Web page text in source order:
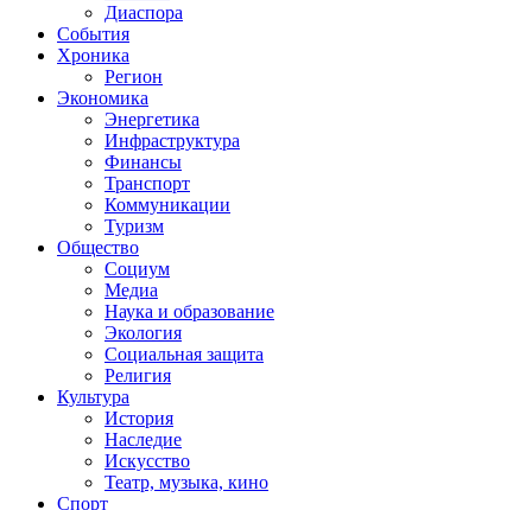
Диаспора
События
Хроника
Регион
Экономика
Энергетика
Инфраструктура
Финансы
Транспорт
Коммуникации
Туризм
Общество
Социум
Медиа
Наука и образование
Экология
Социальная защита
Религия
Культура
История
Наследие
Искусство
Театр, музыка, кино
Спорт